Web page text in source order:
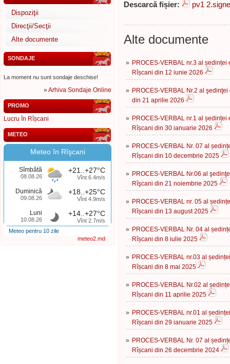
Dispoziţii
Direcţii/Secţii
Alte documente
SONDAJE
La moment nu sunt sondaje deschise!
»Arhiva Sondaje Online
PROMO
Lucru în Rîșcani
METEO
Meteo în Rîşcani
Sîmbătă
08.08.26
+21..+27°C
Vînt 6.4m/s
Duminică
09.08.26
+18..+25°C
Vînt 4.9m/s
Luni
10.08.26
+14..+27°C
Vînt 2.7m/s
Meteo pentru 10 zile
meteo2.md
Descarcă fișier: pv1
Alte documente
» PROCES-VERBAL nr.3 al
Rîșcani din 12 iunie 2026
» PROCES-VERBAL Nr.2 al
din 21 aprilie 2026
» PROCES-VERBAL nr.1 al
Rîșcani din 30 ianuarie 2026
» PROCES-VERBAL Nr. 07 al
Rîșcani din 10 decembrie 2025
» PROCES-VERBAL Nr.06 al
Rîşcani din 21 noiembrie 2025
» PROCES-VERBAL nr. 05 al
Rîșcani din 13 august 2025
» PROCES-VERBAL Nr. 04 al
Rîșcani din 8 iulie 2025
» PROCES-VERBAL nr.03 al
Rîșcani din 8 mai 2025
» PROCES-VERBAL Nr.02 al
Rîșcani din 11 aprilie 2025
» PROCES-VERBAL nr.01 al
Rîșcani din 29 ianuarie 2025
» PROCES-VERBAL Nr. 07 al
Rîșcani din 26 decembrie 2024